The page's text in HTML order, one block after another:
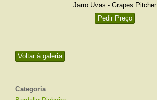
Voltar à galeria
Categoria
Jarro Uvas - Grapes Pitcher
Pedir Preço